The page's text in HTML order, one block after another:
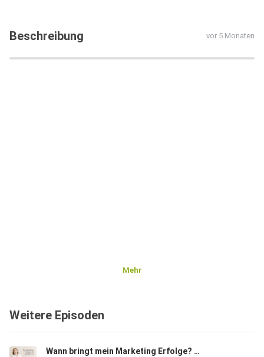
Beschreibung vor 5 Monaten
Mehr
Weitere Episoden
Wann bringt mein Marketing Erfolge? #032